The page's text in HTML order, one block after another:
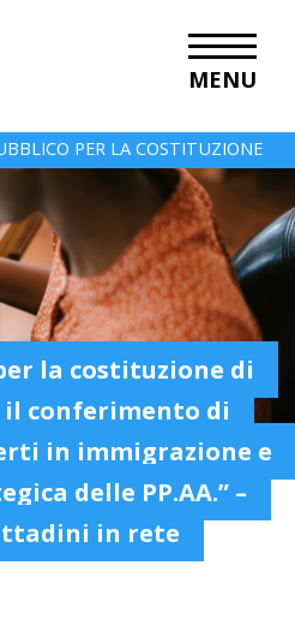
MENU
PER LA COSTITUZIONE
IL CONFERIMENTO DI
IN IMMIGRAZIONE E
DELLE PP.AA.” –
IN RETE
la costituzione di
conferimento di
in immigrazione e
delle PP.AA.” –
in rete